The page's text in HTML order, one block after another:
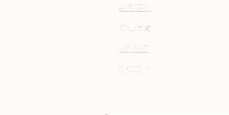
新品現貨
特價現貨
VIP 限定